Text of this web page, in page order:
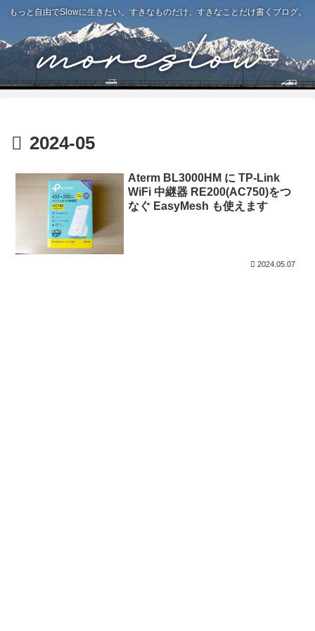
もっと自由でSlowに生きたい。すきなものだけ、すきなことだけ書くブログ。
2024-05
Aterm BL3000HM に TP-Link
WiFi 中継器 RE200(AC750)をつ
なぐ EasyMesh も使えます
2024.05.07